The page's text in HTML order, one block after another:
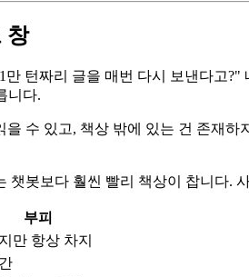
창
턴짜리 글을 매번 다시 보낸다고
니다.
수 있고, 책상 밖에 있는 건 존재
챗봇보다 훨씬 빨리 책상이 찹니다.
부피
만 항상 차지